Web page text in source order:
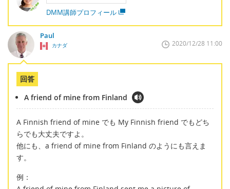
DMM講師プロフィール
Paul
カナダ 2020/12/28 11:00
回答
A friend of mine from Finland
A Finnish friend of mine でも My Finnish friend でもどち
らでも大丈夫ですよ。
他にも、a friend of mine from Finland のようにも言えま
す。
例：